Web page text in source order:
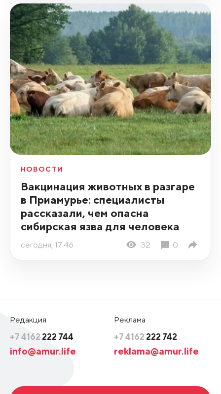
НОВОСТИ
Вакцинация животных в разгаре
в Приамурье: специалисты
рассказали, чем опасна
сибирская язва для человека
сегодня, 17:46 32 0
Редакция
+7 4162 222 744
info@amur.life
Реклама
+7 4162 222 742
reklama@amur.life